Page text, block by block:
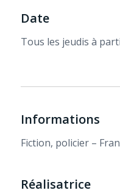
Date
Tous les jeudis à
Informations
Fiction, policier –
Réalisatrice